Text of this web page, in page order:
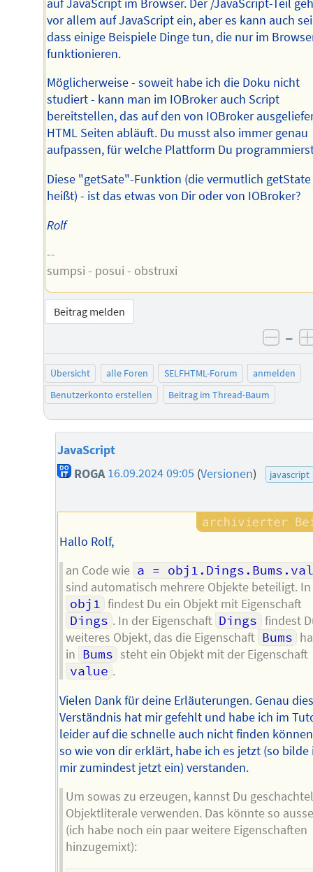
auf JavaScript im Browser. Der /JavaScript-Teil
vor allem auf JavaScript ein, aber es kann auch
dass einige Beispiele Dinge tun, die nur im
funktionieren.
Möglicherweise - soweit habe ich die Doku nicht
studiert - kann man im IOBroker auch Script
bereitstellen, das auf den von IOBroker
HTML Seiten abläuft. Du musst also immer genau
aufpassen, für welche Plattform Du
Diese "getSate"-Funktion (die vermutlich getState
heißt) - ist das etwas von Dir oder von IOBroker?
Rolf
--
sumpsi - posui - obstruxi
Beitrag melden
–
Übersicht alle Foren SELFHTML-Forum
anmelden
Benutzerkonto erstellen
Beitrag im Thread-Baum
JavaScript
ROGA 16.09.2024 09:05 (Versionen) javascript
Hallo Rolf,
an Code wie a =
sind automatisch mehrere Objekte beteiligt. In
obj1 findest Du ein Objekt mit Eigenschaft
Dings . In der Eigenschaft Dings findest
weiteres Objekt, das die Eigenschaft Bums
in Bums steht ein Objekt mit der Eigenschaft
value .
Vielen Dank für deine Erläuterungen. Genau
Verständnis hat mir gefehlt und habe ich im
leider auf die schnelle auch nicht finden
so wie von dir erklärt, habe ich es jetzt (so bilde
mir zumindest jetzt ein) verstanden.
Um sowas zu erzeugen, kannst Du
Objektliterale verwenden. Das könnte so
(ich habe noch ein paar weitere Eigenschaften
hinzugemixt):